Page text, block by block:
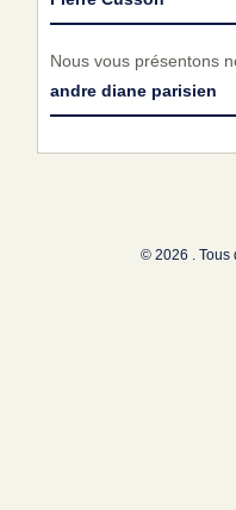
Nous vous présentons
andre diane parisien
© 2026 . Tous